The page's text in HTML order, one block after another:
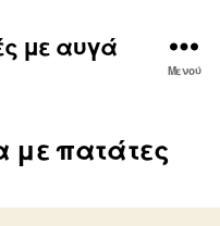
με αυγά
Μενού
με πατάτες